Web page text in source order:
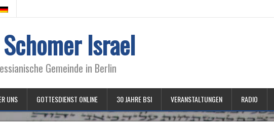
Israel
Gemeinde in Berlin
UNS GOTTESDIENST ONLINE 30 JAHRE BSI VERANSTALTUNGEN RADIO